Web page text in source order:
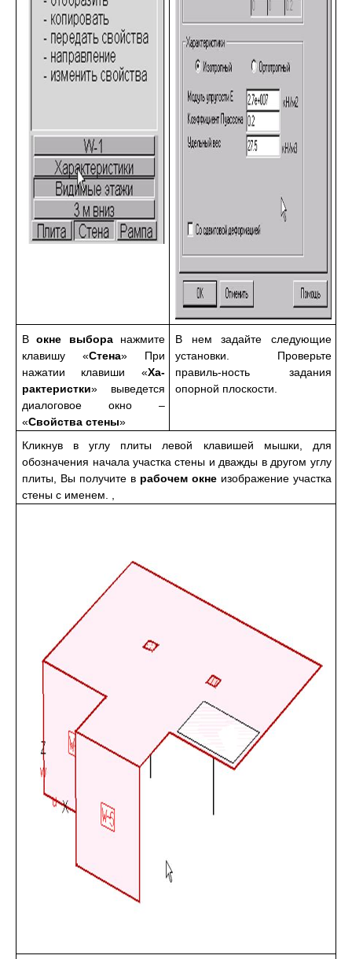
Вокне выборанажмите
клавишу «Стена» При
нажатии клавиши «Ха-
рактеристки» выведется
диалоговое окно –
«Свойства стены»
В нем задайте следующие
установки. Проверьте
правиль-ность задания
опорной плоскости.
Кликнув в углу плиты левой клавишей мышки, для
обозначения начала участка стены и дважды в другом углу
плиты, Вы получите в рабочем окнеизображение участка
стены с именем. ,